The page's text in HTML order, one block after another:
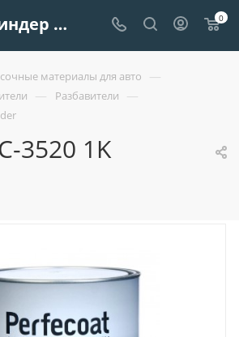
Купить биндер pc-3520 1k binder | Европроект Tрейдинг 0
материалы для авто —
— Разбавители —
3520 1K